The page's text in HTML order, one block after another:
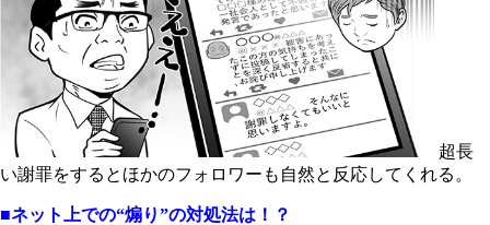
超長
い謝罪をするとほかのフォロワーも自然と反応してくれる。
■ネット上での“煽り”の対処法は！？